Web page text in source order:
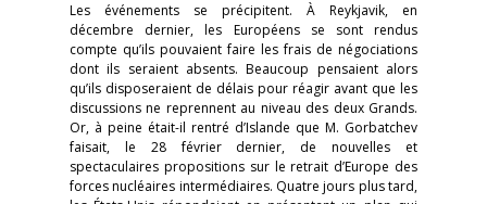
Les événements se précipitent. À Reykjavik, en
décembre dernier, les Européens se sont rendus
compte qu’ils pouvaient faire les frais de négociations
dont ils seraient absents. Beaucoup pensaient alors
qu’ils disposeraient de délais pour réagir avant que les
discussions ne reprennent au niveau des deux Grands.
Or, à peine était-il rentré d’Islande que M. Gorbatchev
faisait, le 28 février dernier, de nouvelles et
spectaculaires propositions sur le retrait d’Europe des
forces nucléaires intermédiaires. Quatre jours plus tard,